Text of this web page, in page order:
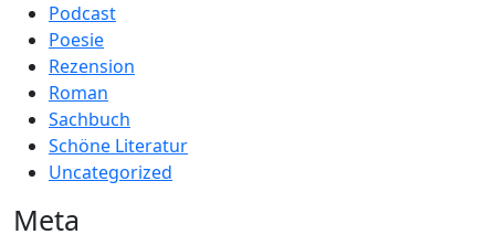
Podcast
Poesie
Rezension
Roman
Sachbuch
Schöne Literatur
Uncategorized
Meta